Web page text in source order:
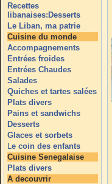
Recettes
libanaises:Desserts
Le Liban, ma patrie
Cuisine du monde
Accompagnements
Entrées froides
Entrées Chaudes
Salades
Quiches et tartes salées
Plats divers
Pains et sandwichs
Desserts
Glaces et sorbets
Le coin des enfants
Cuisine Senegalaise
Plats divers
A decouvrir